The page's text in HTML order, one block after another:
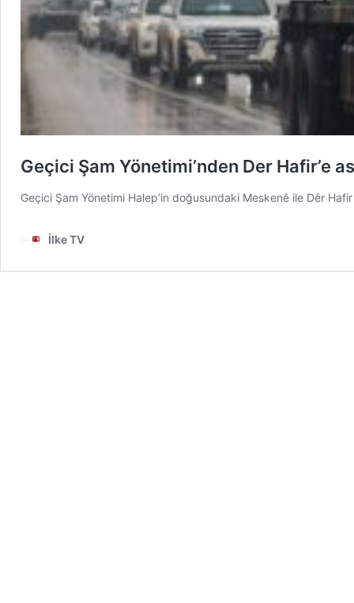
Geçici Şam Yönetimi’nden Der Hafir’e
Geçici Şam Yönetimi Halep’in doğusundaki Meskenê ile Dêr
İlke TV